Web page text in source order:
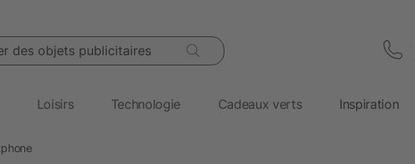
objets publicitaires
Loisirs Technologie Cadeaux verts Inspiration